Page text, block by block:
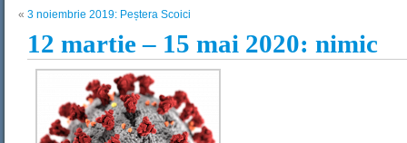
« 3 noiembrie 2019: Peștera Scoici
12 martie – 15 mai 2020: nimic